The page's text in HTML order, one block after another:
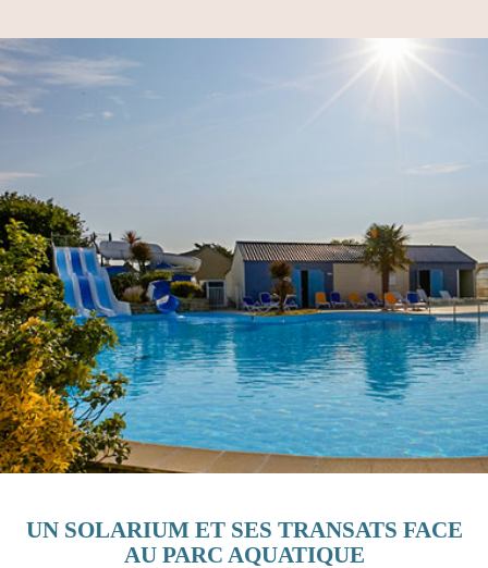
UN SOLARIUM ET SES TRANSATS FACE
AU PARC AQUATIQUE